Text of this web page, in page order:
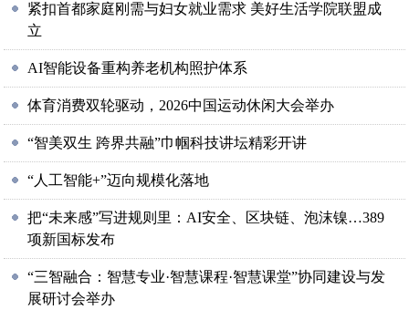
紧扣首都家庭刚需与妇女就业需求​ 美好生活学院联盟成
立
AI智能设备重构养老机构照护体系
体育消费双轮驱动，2026中国运动休闲大会举办
“智美双生 跨界共融”巾帼科技讲坛精彩开讲
“人工智能+”迈向规模化落地
把“未来感”写进规则里：AI安全、区块链、泡沫镍…389
项新国标发布
“三智融合：智慧专业·智慧课程·智慧课堂”协同建设与发
展研讨会举办